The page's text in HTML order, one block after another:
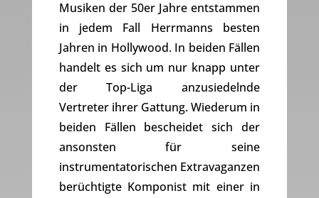
Musiken der 50er Jahre entstammen
in jedem Fall Herrmanns besten
Jahren in Hollywood. In beiden Fällen
handelt es sich um nur knapp unter
der Top-Liga anzusiedelnde
Vertreter ihrer Gattung. Wiederum in
beiden Fällen bescheidet sich der
ansonsten für seine
instrumentatorischen Extravaganzen
berüchtigte Komponist mit einer in